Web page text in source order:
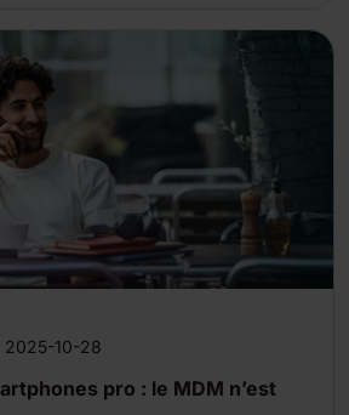
2025-10-28
pro : le MDM n’est